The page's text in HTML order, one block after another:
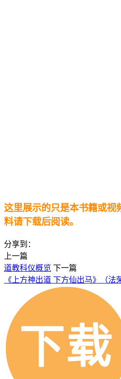
这里展示的只是本书籍或视
料请下载后阅读。
分享到：
上一篇
道教科仪概览 下一篇
《上方神出道 下方仙出马》（法